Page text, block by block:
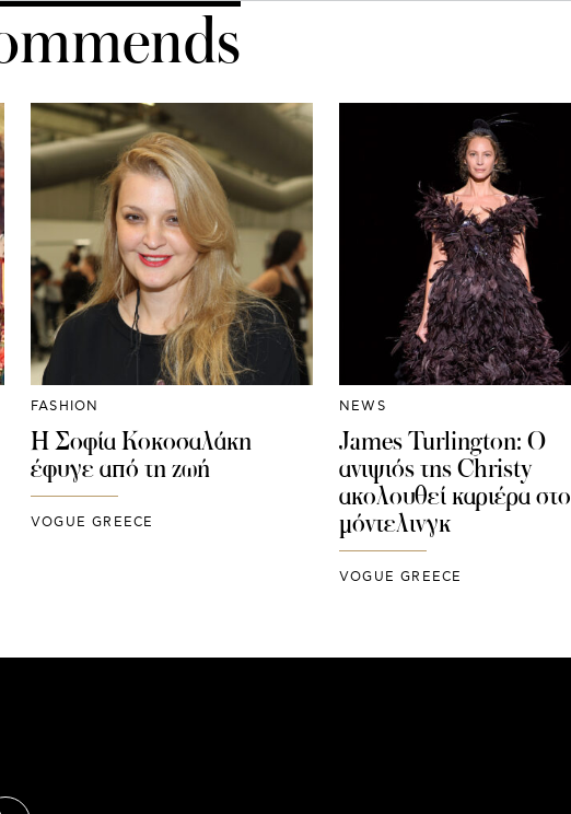
FASHION
Η Σοφία Κοκοσαλάκη
έφυγε από τη ζωή
VOGUE GREECE
NEWS
James Turlington: Ο
ανιψιός της Christy
ακολουθεί καριέρα στο
μόντελινγκ
VOGUE GREECE